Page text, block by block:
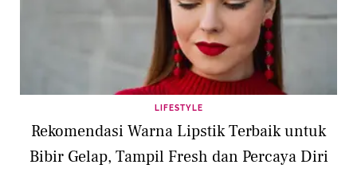
LIFESTYLE
Rekomendasi Warna Lipstik Terbaik untuk
Bibir Gelap, Tampil Fresh dan Percaya Diri